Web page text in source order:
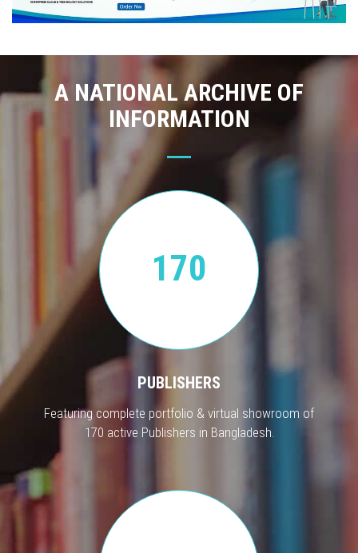
A NATIONAL ARCHIVE OF
INFORMATION
170
PUBLISHERS
Featuring complete portfolio & virtual showroom of
170 active Publishers in Bangladesh.